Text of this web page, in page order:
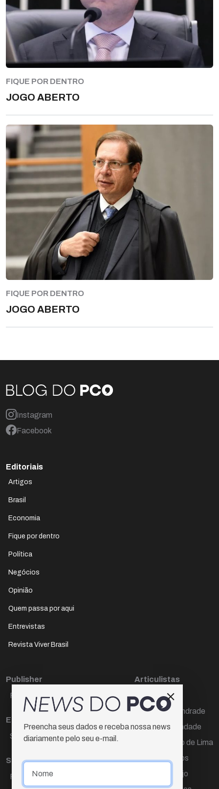
FIQUE POR DENTRO
JOGO ABERTO
FIQUE POR DENTRO
JOGO ABERTO
Instagram
Facebook
Editoriais
Artigos
Brasil
Economia
Fique por dentro
Política
Negócios
Opinião
Quem passa por aqui
Entrevistas
Revista Viver Brasil
Publisher
Paulo Cesar de Oliveira
Editora Chefe
Sueli Cotta
Sub-editora
Raquel Ayres
Articulistas
Décio Freire
Dr Marcos Andrade
Hamilton Trindade
Igor Carvalho de Lima
Mario Campos
Renata Araújo
Preencha seus dados e receba nossa news
diariamente pelo seu e-mail.